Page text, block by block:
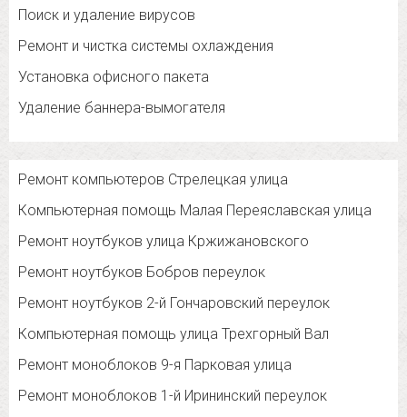
Поиск и удаление вирусов
Ремонт и чистка системы охлаждения
Установка офисного пакета
Удаление баннера-вымогателя
Ремонт компьютеров Стрелецкая улица
Компьютерная помощь Малая Переяславская улица
Ремонт ноутбуков улица Кржижановского
Ремонт ноутбуков Бобров переулок
Ремонт ноутбуков 2-й Гончаровский переулок
Компьютерная помощь улица Трехгорный Вал
Ремонт моноблоков 9-я Парковая улица
Ремонт моноблоков 1-й Ирининский переулок